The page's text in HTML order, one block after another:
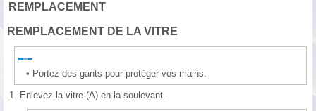
REMPLACEMENT
REMPLACEMENT DE LA VITRE
• Portez des gants pour protèger vos mains.
1. Enlevez la vitre (A) en la soulevant.